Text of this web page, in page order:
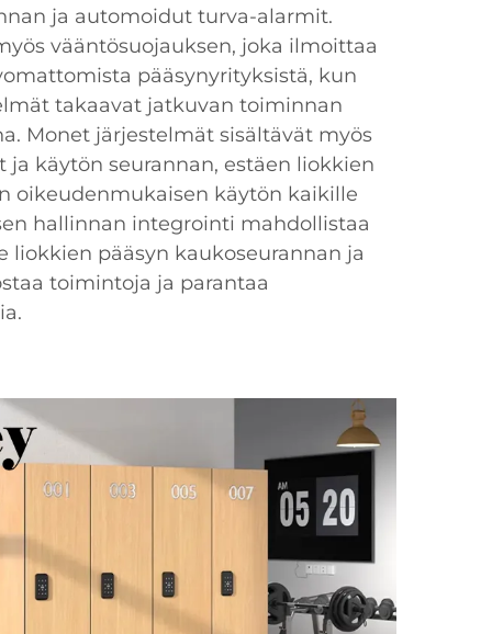
ja automoidut turva-alarmit.
vääntösuojauksen, joka ilmoittaa
pääsynyrityksistä, kun
takaavat jatkuvan toiminnan
Monet järjestelmät sisältävät myös
käytön seurannan, estäen liokkien
oikeudenmukaisen käytön kaikille
hallinnan integrointi mahdollistaa
liokkien pääsyn kaukoseurannan ja
toimintoja ja parantaa